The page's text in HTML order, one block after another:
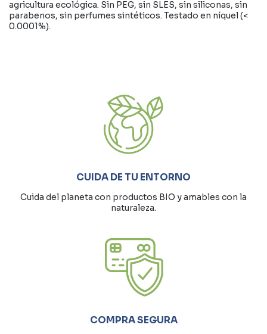
agricultura ecológica. Sin PEG, sin SLES, sin siliconas, sin
parabenos, sin perfumes sintéticos. Testado en níquel (<
0.0001%).
CUIDA DE TU ENTORNO
Cuida del planeta con productos BIO y amables con la
naturaleza.
COMPRA SEGURA